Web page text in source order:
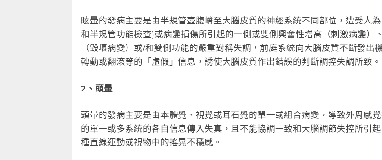
眩暈的發病主要是由半規管壺腹嵴至大腦皮質的神經系統不同部位，遭受人
和半規管功能檢查)或病變損傷所引起的一側或雙側興奮性增高（刺激病變）
（毀壞病變）或/和雙側功能的嚴重對稱失調，前庭系統向大腦皮質不斷發出
轉動或翻滾等的「虛假」信息，誘使大腦皮質作出錯誤的判斷調控失調所致。
2、頭暈
頭暈的發病主要是由本體覺、視覺或耳石覺的單一或組合病變，導致外周感
的單一或多系統的各自信息傳入失真，且不能協調一致和大腦調節失控所引
種直線運動或視物中的搖晃不穩感。